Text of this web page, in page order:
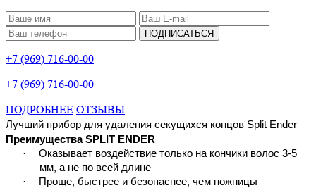
ПОДПИСАТЬСЯ
+7 (969) 716-00-00
+7 (969) 716-00-00
ПОДРОБНЕЕ ОТЗЫВЫ
Лучший прибор для удаления секущихся концов Split Ender
Преимущества SPLIT ENDER
·
Оказывает воздействие только на кончики волос 3-5
мм, а не по всей длине
·
Проще, быстрее и безопаснее, чем ножницы